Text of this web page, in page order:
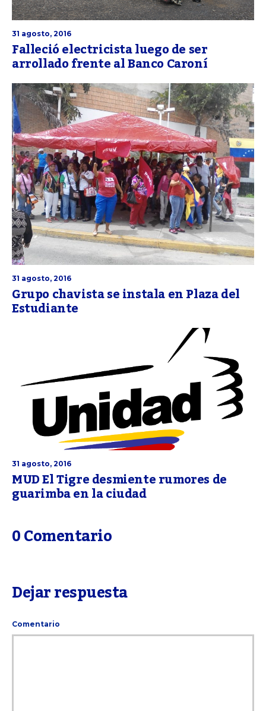
31 agosto, 2016
Falleció electricista luego de ser
arrollado frente al Banco Caroní
31 agosto, 2016
Grupo chavista se instala en Plaza del
Estudiante
31 agosto, 2016
MUD El Tigre desmiente rumores de
guarimba en la ciudad
0 Comentario
Dejar respuesta
Comentario